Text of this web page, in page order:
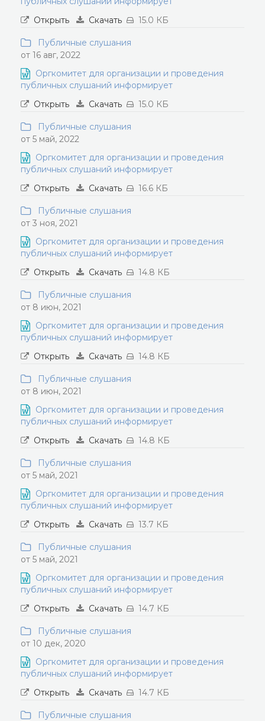
Открыть
Скачать 15.0 КБ
Публичные слушания
от 16 авг, 2022
Оргкомитет для организации и проведения
публичных слушаний информирует
Открыть
Скачать 15.0 КБ
Публичные слушания
от 5 май, 2022
Оргкомитет для организации и проведения
публичных слушаний информирует
Открыть
Скачать 16.6 КБ
Публичные слушания
от 3 ноя, 2021
Оргкомитет для организации и проведения
публичных слушаний информирует
Открыть
Скачать 14.8 КБ
Публичные слушания
от 8 июн, 2021
Оргкомитет для организации и проведения
публичных слушаний информирует
Открыть
Скачать 14.8 КБ
Публичные слушания
от 8 июн, 2021
Оргкомитет для организации и проведения
публичных слушаний информирует
Открыть
Скачать 14.8 КБ
Публичные слушания
от 5 май, 2021
Оргкомитет для организации и проведения
публичных слушаний информирует
Открыть
Скачать 13.7 КБ
Публичные слушания
от 5 май, 2021
Оргкомитет для организации и проведения
публичных слушаний информирует
Открыть
Скачать 14.7 КБ
Публичные слушания
от 10 дек, 2020
Оргкомитет для организации и проведения
публичных слушаний информирует
Открыть
Скачать 14.7 КБ
Публичные слушания